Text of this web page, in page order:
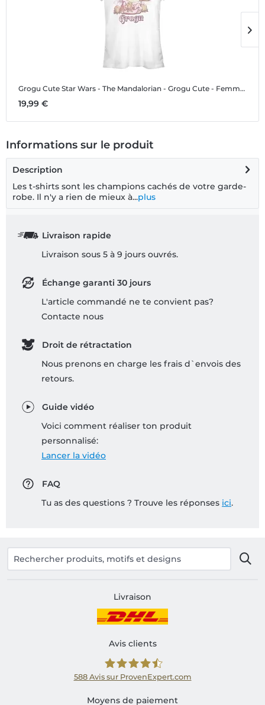
Grogu Cute Star Wars - The Mandalorian - Grogu Cute - Femme T-shirt
19,99 €
Informations sur le produit
Description
Les t-shirts sont les champions cachés de votre garde-
robe. Il n'y a rien de mieux à...plus
Livraison rapide
Livraison sous 5 à 9 jours ouvrés.
Échange garanti 30 jours
L'article commandé ne te convient pas?
Contacte nous
Droit de rétractation
Nous prenons en charge les frais d`envois des
retours.
Guide vidéo
Voici comment réaliser ton produit
personnalisé:
Lancer la vidéo
FAQ
Tu as des questions ? Trouve les réponses ici.
Livraison
Avis clients
Shirtinator FR
588 Avis sur ProvenExpert.com
Moyens de paiement